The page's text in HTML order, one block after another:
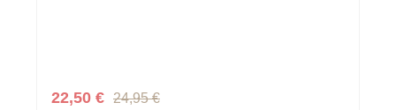
Verkaufspreis:
22,50 € Regulärer Preis:
24,95 €